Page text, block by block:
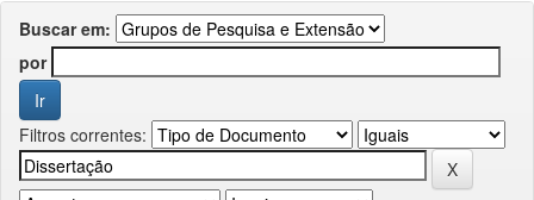
Buscar em:
por
Filtros correntes: